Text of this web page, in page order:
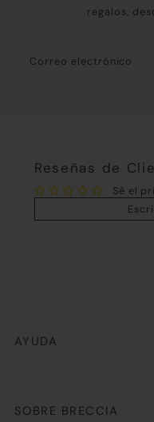
regalos,
Reseñas de
Sé el
AYUDA
SOBRE BRECCIA